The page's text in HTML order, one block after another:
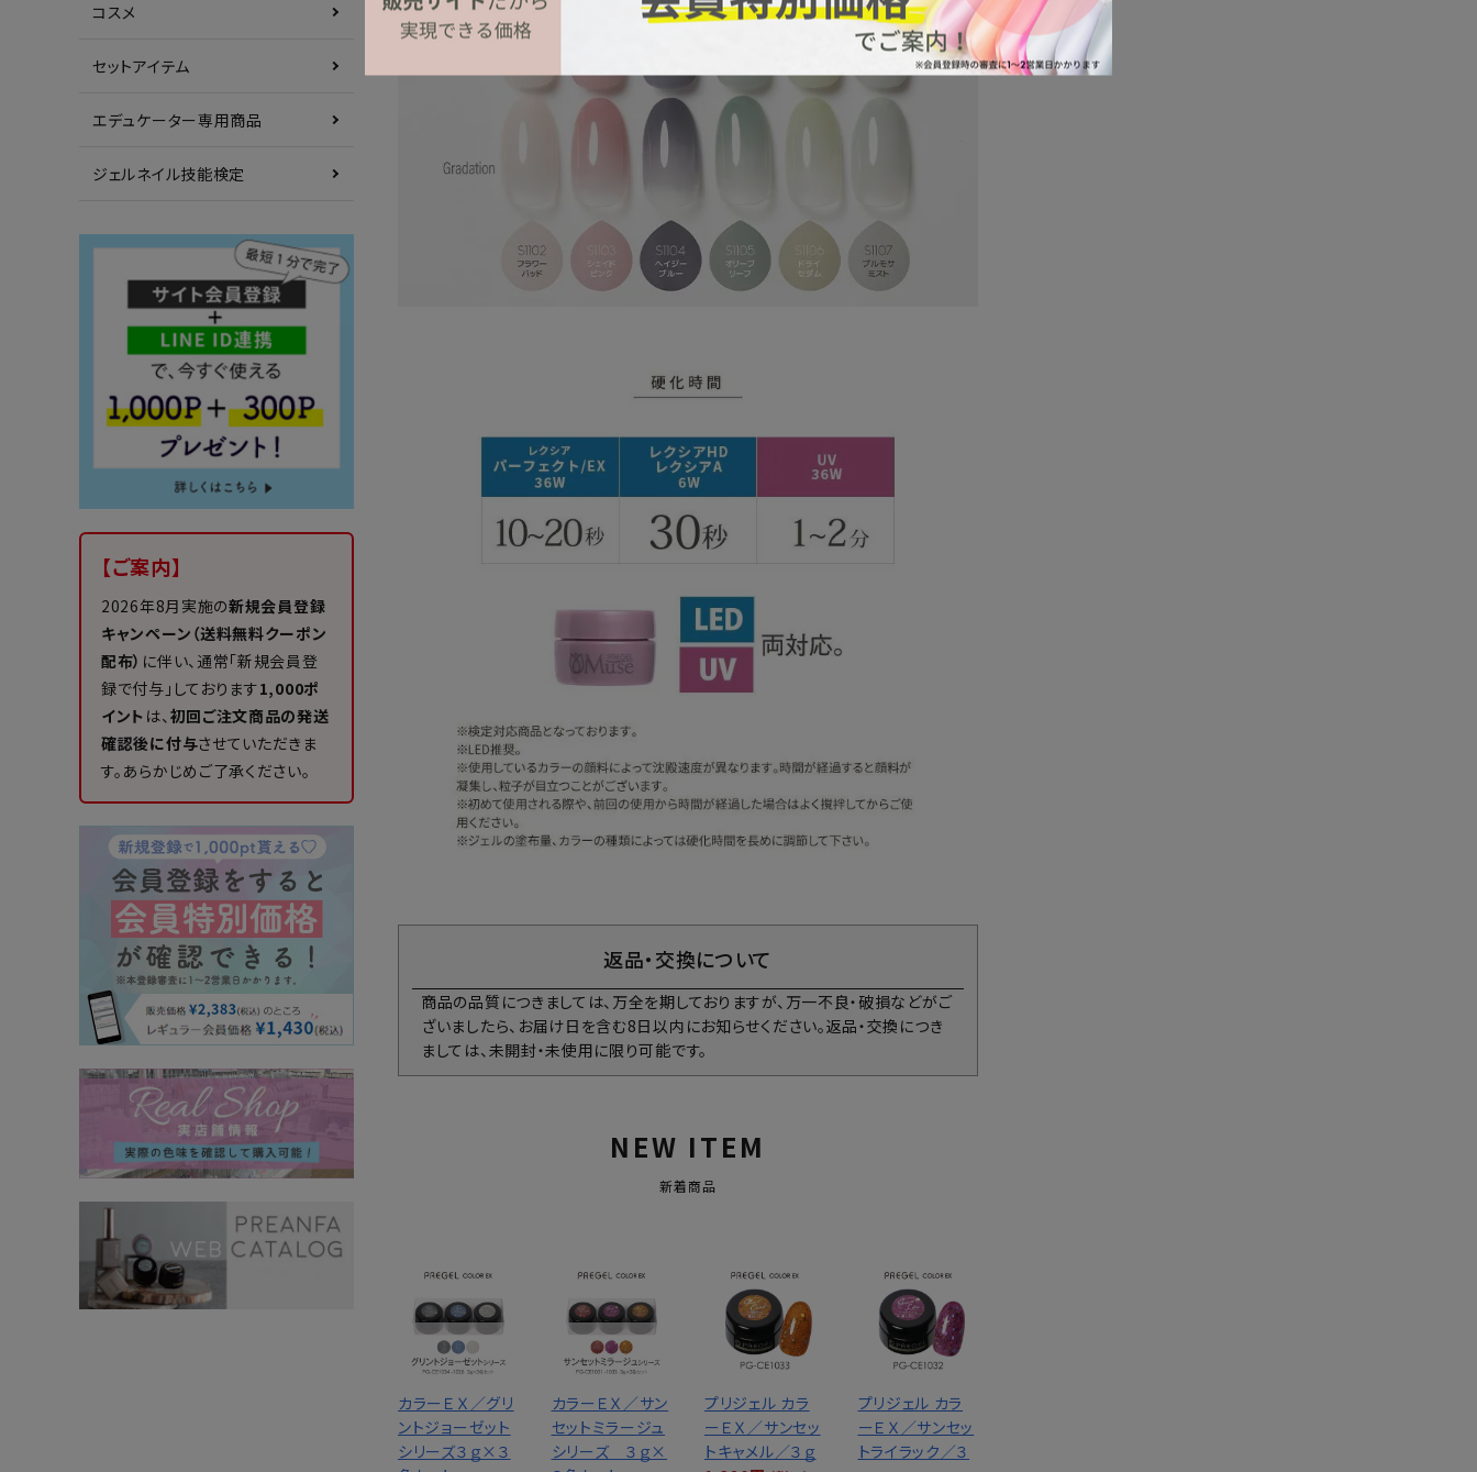
コスメ
セットアイテム
エデュケーター専用商品
ジェルネイル技能検定
【ご案内】
2026年8月実施の新規会員登録
キャンペーン（送料無料クーポン
配布） に伴い、通常「新規会員登
録で付与」しております1,000ポ
イント は、初回ご注文商品の発送
確認後に付与させていただきま
す。あらかじめご了承ください。
返品・交換について
商品の品質につきましては、万全を期しておりますが、万一不良・破損などがご
ざいましたら、お届け日を含む8日以内にお知らせください。返品・交換につき
ましては、未開封・未使用に限り可能です。
NEW ITEM
新着商品
カラーＥＸ／グリ
ントジョーゼット
シリーズ３ｇ×３
カラーＥＸ／サン
セットミラージュ
シリーズ ３ｇ×
プリジェル カラ
ーＥＸ／サンセッ
トキャメル／３ｇ
プリジェル カラ
ーＥＸ／サンセッ
トライラック／３